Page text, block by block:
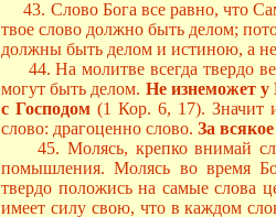
43. Слово Бога все равно, что
твое слово должно быть делом;
должны быть делом и истиною, а
44. На молитве всегда твердо
могут быть делом. Не изнеможет у
с Господом(1 Кор. 6, 17). Значит
слово: драгоценно слово. За
45. Молясь, крепко внимай
помышления. Молясь во время
твердо положись на самые слова
имеет силу свою, что в каждом